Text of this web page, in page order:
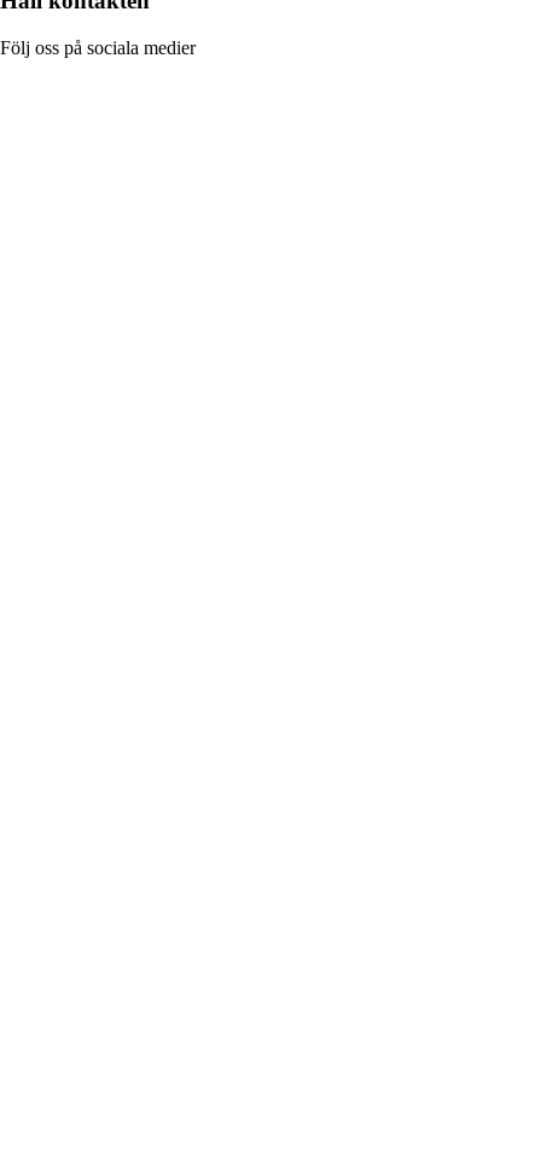
Följ oss på sociala medier